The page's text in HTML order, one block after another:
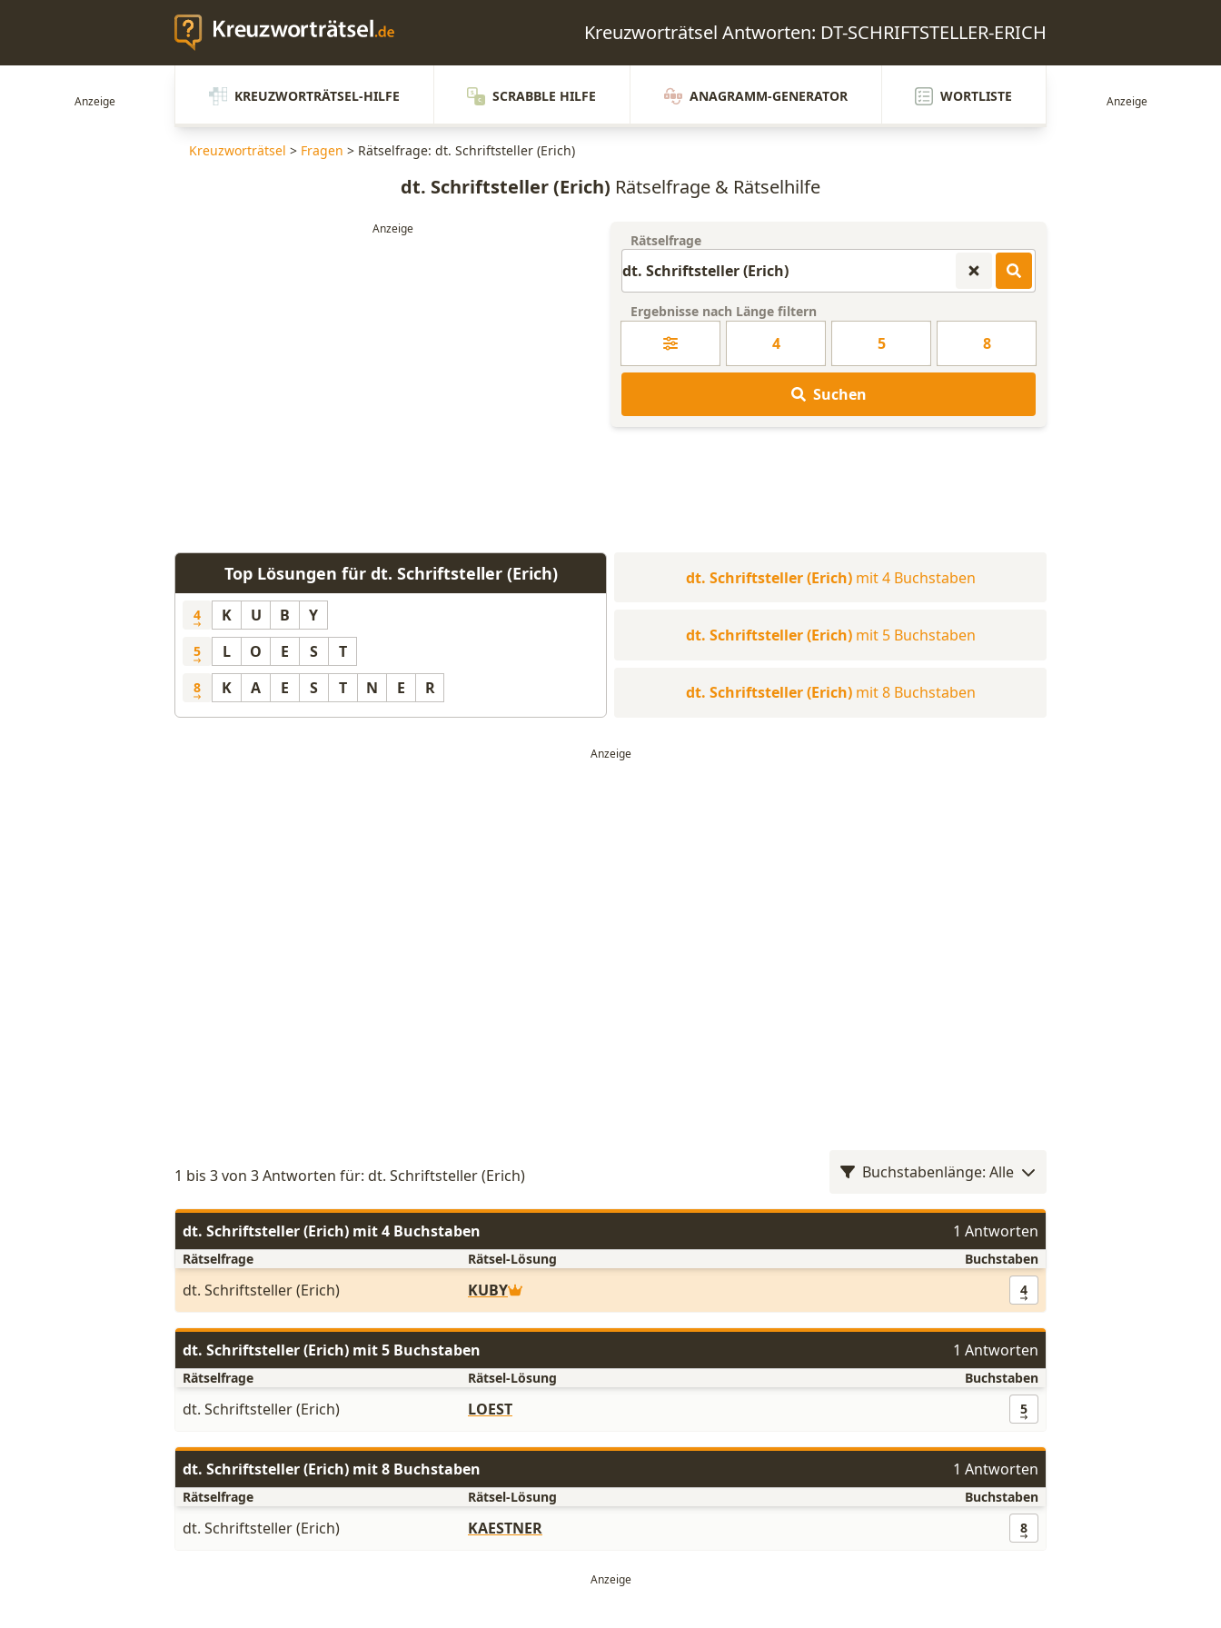
Kreuzworträtsel Antworten: DT-SCHRIFTSTELLER-ERICH
KREUZWORTRÄTSEL-HILFE SCRABBLE HILFE ANAGRAMM-GENERATOR WORTLISTE
Kreuzworträtsel > Fragen > Rätselfrage: dt. Schriftsteller (Erich)
dt. Schriftsteller (Erich) Rätselfrage & Rätselhilfe
Rätselfrage
Ergebnisse nach Länge filtern
4 5 8
Suchen
Top Lösungen für dt. Schriftsteller (Erich)
4 K U B Y
5 L O E S T
8 K A E S T N E R
dt. Schriftsteller (Erich) mit 4 Buchstaben
dt. Schriftsteller (Erich) mit 5 Buchstaben
dt. Schriftsteller (Erich) mit 8 Buchstaben
1 bis 3 von 3 Antworten für: dt. Schriftsteller (Erich) Buchstabenlänge: Alle
dt. Schriftsteller (Erich) mit 4 Buchstaben 1 Antworten
Rätselfrage Rätsel-Lösung Buchstaben
dt. Schriftsteller (Erich) KUBY 4
dt. Schriftsteller (Erich) mit 5 Buchstaben 1 Antworten
Rätselfrage Rätsel-Lösung Buchstaben
dt. Schriftsteller (Erich) LOEST 5
dt. Schriftsteller (Erich) mit 8 Buchstaben 1 Antworten
Rätselfrage Rätsel-Lösung Buchstaben
dt. Schriftsteller (Erich) KAESTNER 8